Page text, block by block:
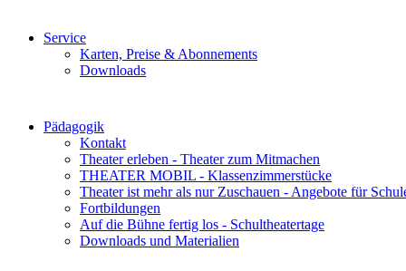
Service
Karten, Preise & Abonnements
Downloads
Pädagogik
Kontakt
Theater erleben - Theater zum Mitmachen
THEATER MOBIL - Klassenzimmerstücke
Theater ist mehr als nur Zuschauen - Angebote für
Fortbildungen
Auf die Bühne fertig los - Schultheatertage
Downloads und Materialien